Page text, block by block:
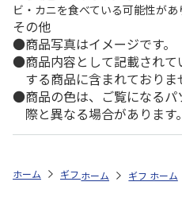
ビ・カニを食べている可能性があ
その他
商品写真はイメージです。
商品内容として記載され
する商品に含まれておりま
商品の色は、ご覧になる
際と異なる場合があります。
ホーム ギフトストア お中元・
ホーム ギフトスト
ホーム